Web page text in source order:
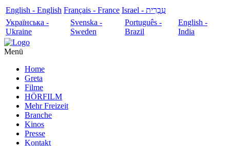
English - English Français - France
עִבְרִית - Israel
Українська -
Ukraine
Svenska -
Sweden
Português -
Brazil
English -
India
Menü
Home
Greta
Filme
HÖRFILM
Mehr Freizeit
Branche
Kinos
Presse
Kontakt